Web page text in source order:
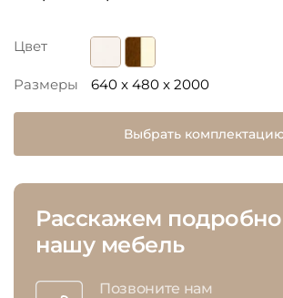
Цвет
Размеры 640 x 480 x 2000
Выбрать
Расскажем
нашу мебель
Позвоните нам